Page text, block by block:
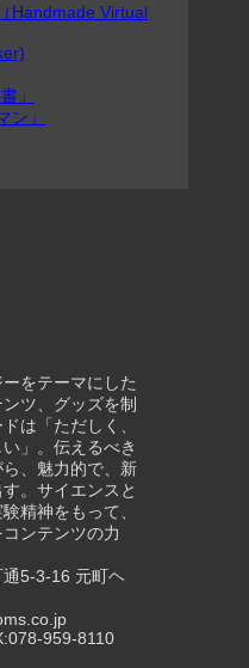
Handmade Virtual
」
ン」
をテーマにした
ツ、グッズを制
は「ただしく、
」。伝えるべき
、魅力的で、新
。サイエンスと
精神をもって、
ンテンツの力
5-3-16 元町ヘ
959-8110